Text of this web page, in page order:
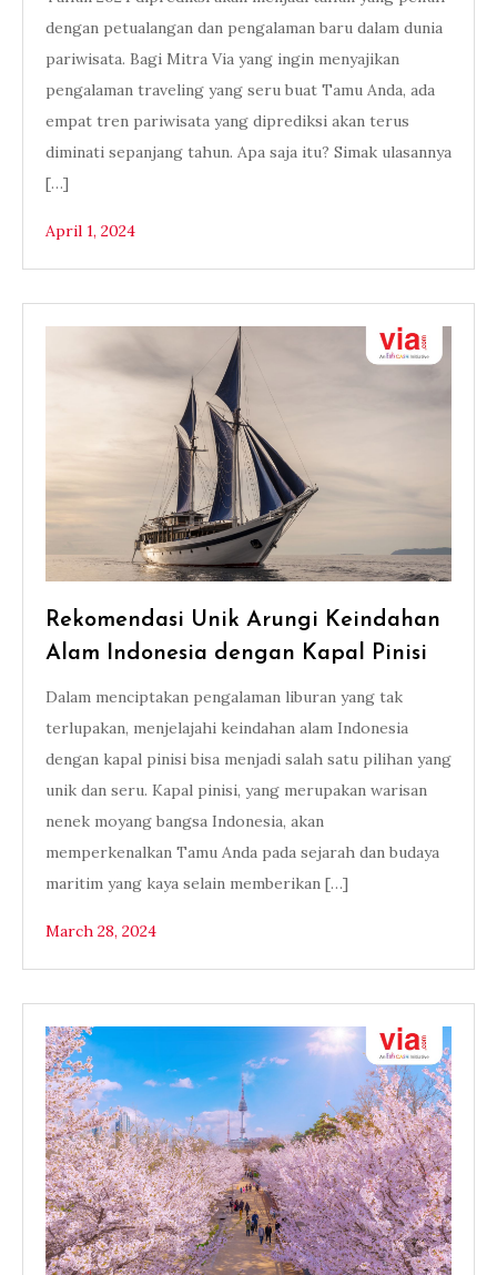
dengan petualangan dan pengalaman baru dalam dunia
pariwisata. Bagi Mitra Via yang ingin menyajikan
pengalaman traveling yang seru buat Tamu Anda, ada
empat tren pariwisata yang diprediksi akan terus
diminati sepanjang tahun. Apa saja itu? Simak ulasannya
[…]
April 1, 2024
Rekomendasi Unik Arungi Keindahan
Alam Indonesia dengan Kapal Pinisi
Dalam menciptakan pengalaman liburan yang tak
terlupakan, menjelajahi keindahan alam Indonesia
dengan kapal pinisi bisa menjadi salah satu pilihan yang
unik dan seru. Kapal pinisi, yang merupakan warisan
nenek moyang bangsa Indonesia, akan
memperkenalkan Tamu Anda pada sejarah dan budaya
maritim yang kaya selain memberikan […]
March 28, 2024